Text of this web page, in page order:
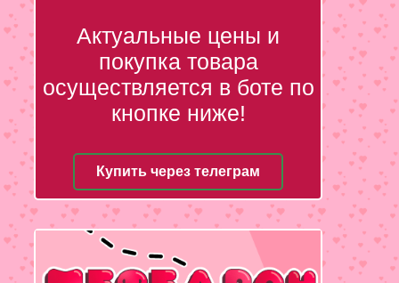
Актуальные цены и
покупка товара
осуществляется в боте по
кнопке ниже!
Купить через телеграм